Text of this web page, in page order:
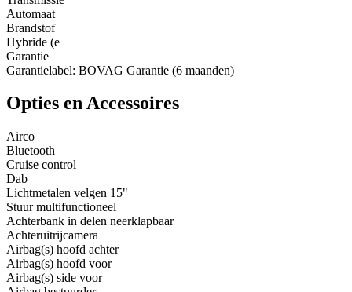
Automaat
Brandstof
Hybride (e
Garantie
Garantielabel: BOVAG Garantie (6 maanden)
Opties en Accessoires
Airco
Bluetooth
Cruise control
Dab
Lichtmetalen velgen 15"
Stuur multifunctioneel
Achterbank in delen neerklapbaar
Achteruitrijcamera
Airbag(s) hoofd achter
Airbag(s) hoofd voor
Airbag(s) side voor